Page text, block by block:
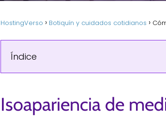
HostingVerso Botiquín y cuidados cotidianos
Índice
Isoapariencia de